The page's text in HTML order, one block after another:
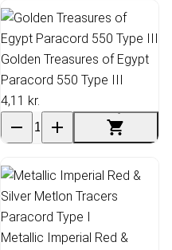
Golden Treasures of Egypt
Paracord 550 Type III
4,11 kr.
Metallic Imperial Red &